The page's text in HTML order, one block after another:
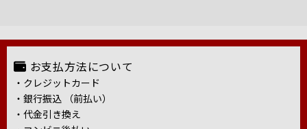
お支払方法について
・クレジットカード
・銀行振込 （前払い）
・代金引き換え